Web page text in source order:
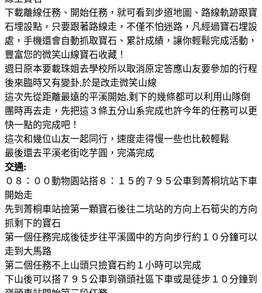
下載離線任務、開始任務，就可看到步道地圖、路線軌跡跟寶
石埋設點，只要跟著路線走，不僅不怕迷路，凡經過寶石埋設
處，手機還會自動抓取寶石、累計成績，讓你輕鬆完成活動，
豐富您的微笑山線寶石收藏！
週日原本要載珠姐去學校所以取消原定答應山友要參加的行程
後來臨時又有變卦,於是改走微笑山線
這次先從距離最遠的平溪開始,剩下的幾條都可以利用山隊倒
團時再去走，先把這３條五分山系完成也許今年的任務可以更
快一點的完成吧！
這次和幾位山友一起同行，速度走得慢一些也比較輕鬆
最後還去平溪老街吃芋圓，完滿完成
交通:
０８：００動物園站搭８：１５的７９５公車到菁桐坑站下車
開始走
先到菁桐車站撿第一顆寶石後往二坑站的方向上石筍尖的方向
抓剩下的寶石
第一個任務完成後徒步往平溪國中的方向步行約１０分鐘可以
走到大馬路
第二個任務不上山頭只撿寶石約１小時可以完成
下山後可以搭７９５公車到嶺頭社區下車或是徒步１０分鐘到